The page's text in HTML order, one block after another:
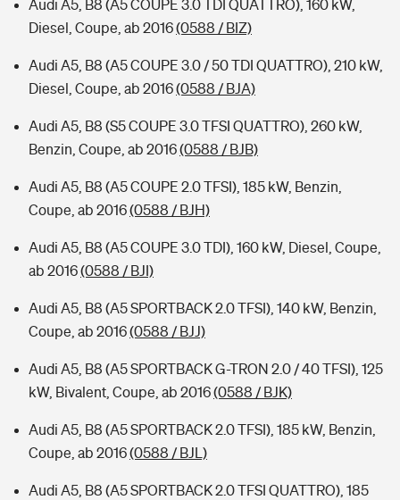
Audi A5, B8 (A5 COUPE 3.0 TDI QUATTRO), 160 kW,
Diesel, Coupe, ab 2016(0588 / BIZ)
Audi A5, B8 (A5 COUPE 3.0 / 50 TDI QUATTRO), 210 kW,
Diesel, Coupe, ab 2016(0588 / BJA)
Audi A5, B8 (S5 COUPE 3.0 TFSI QUATTRO), 260 kW,
Benzin, Coupe, ab 2016(0588 / BJB)
Audi A5, B8 (A5 COUPE 2.0 TFSI), 185 kW, Benzin,
Coupe, ab 2016(0588 / BJH)
Audi A5, B8 (A5 COUPE 3.0 TDI), 160 kW, Diesel, Coupe,
ab 2016(0588 / BJI)
Audi A5, B8 (A5 SPORTBACK 2.0 TFSI), 140 kW, Benzin,
Coupe, ab 2016(0588 / BJJ)
Audi A5, B8 (A5 SPORTBACK G-TRON 2.0 / 40 TFSI), 125
kW, Bivalent, Coupe, ab 2016(0588 / BJK)
Audi A5, B8 (A5 SPORTBACK 2.0 TFSI), 185 kW, Benzin,
Coupe, ab 2016(0588 / BJL)
Audi A5, B8 (A5 SPORTBACK 2.0 TFSI QUATTRO), 185